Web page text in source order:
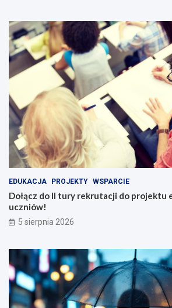
EDUKACJA PROJEKTY WSPARCIE
Dołącz do II tury rekrutacji do projektu
uczniów!
5 sierpnia 2026